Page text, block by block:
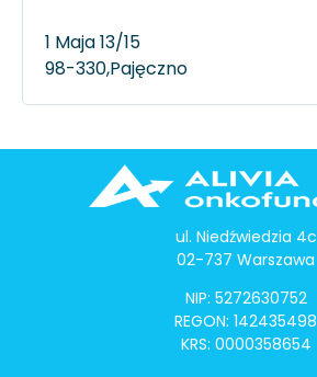
1 Maja 13/15
98-330,Pajęczno
ul. Niedźwiedzia 4c
02-737 Warszawa
NIP: 5272630752
REGON: 142435498
KRS: 0000358654